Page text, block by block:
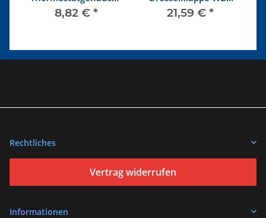
Wasserrohr
8,82 € *
Einspritzer
21,59 € *
Rechtliches
Vertrag widerrufen
Informationen